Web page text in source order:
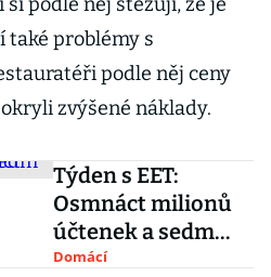
také problémy s
podle něj ceny
zvýšené náklady.
Týden s EET:
Osmnáct milionů
účtenek a sedm
stovek udání
Domácí